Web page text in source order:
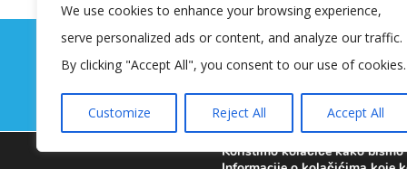
We use cookies to enhance your browsing experience,
serve personalized ads or content, and analyze our traffic.
By clicking "Accept All", you consent to our use of cookies.
Customize Reject All Accept All
Koristimo kolačiće kako